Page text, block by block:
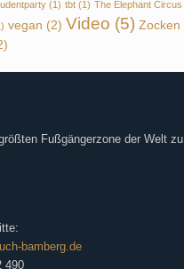
(1) tbt(1) The Elephant Circus
vegan (2) Video (5) Zocken
Fußgängerzone der Welt zu
bamberg.de
490